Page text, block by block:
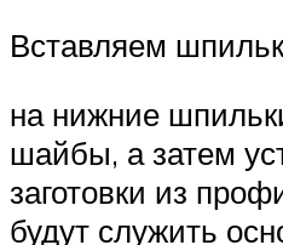
Вставляем
на нижние
шайбы, а затем
заготовки из
будут служить